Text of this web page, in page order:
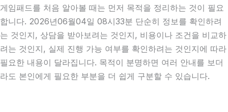
게임패드를 처음 알아볼 때는 먼저 목적을 정리하는 것이 필요
합니다. 2026년06월04일 08시33분 단순히 정보를 확인하려
는 것인지, 상담을 받아보려는 것인지, 비용이나 조건을 비교하
려는 것인지, 실제 진행 가능 여부를 확인하려는 것인지에 따라
필요한 내용이 달라집니다. 목적이 분명하면 여러 안내를 보더
라도 본인에게 필요한 부분을 더 쉽게 구분할 수 있습니다.